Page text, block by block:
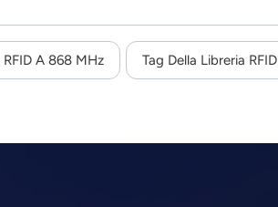
A 868 MHz Tag Della Libreria RFID